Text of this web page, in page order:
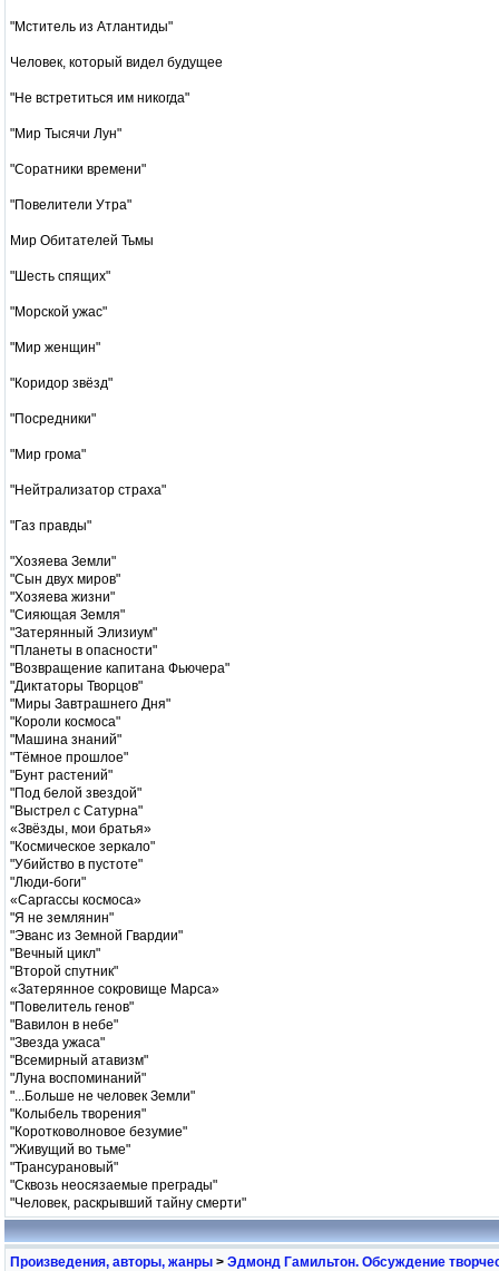
"Мститель из Атлантиды"
Человек, который видел будущее
"Не встретиться им никогда"
"Мир Тысячи Лун"
"Соратники времени"
"Повелители Утра"
Мир Обитателей Тьмы
"Шесть спящих"
"Морской ужас"
"Мир женщин"
"Коридор звёзд"
"Посредники"
"Мир грома"
"Нейтрализатор страха"
"Газ правды"
"Хозяева Земли"
"Сын двух миров"
"Хозяева жизни"
"Сияющая Земля"
"Затерянный Элизиум"
"Планеты в опасности"
"Возвращение капитана Фьючера"
"Диктаторы Творцов"
"Миры Завтрашнего Дня"
"Короли космоса"
"Машина знаний"
"Тёмное прошлое"
"Бунт растений"
"Под белой звездой"
"Выстрел с Сатурна"
«Звёзды, мои братья»
"Космическое зеркало"
"Убийство в пустоте"
"Люди-боги"
«Саргассы космоса»
"Я не землянин"
"Эванс из Земной Гвардии"
"Вечный цикл"
"Второй спутник"
«Затерянное сокровище Марса»
"Повелитель генов"
"Вавилон в небе"
"Звезда ужаса"
"Всемирный атавизм"
"Луна воспоминаний"
"...Больше не человек Земли"
"Колыбель творения"
"Коротковолновое безумие"
"Живущий во тьме"
"Трансурановый"
"Сквозь неосязаемые преграды"
"Человек, раскрывший тайну смерти"
Произведения, авторы, жанры > Эдмонд Гамильтон. Обсуждение